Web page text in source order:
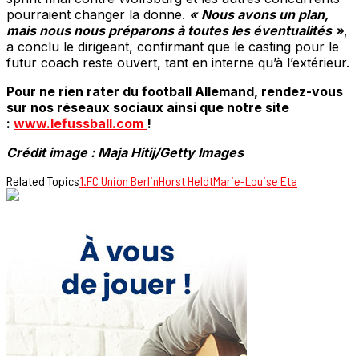
pourraient changer la donne. « Nous avons un plan,
mais nous nous préparons à toutes les éventualités »,
a conclu le dirigeant, confirmant que le casting pour le
futur coach reste ouvert, tant en interne qu’à l’extérieur.
Pour ne rien rater du football Allemand, rendez-vous
sur nos réseaux sociaux ainsi que notre site
: www.lefussball.com !
Crédit image : Maja Hitij/Getty Images
Related Topics1.FC Union BerlinHorst HeldtMarie-Louise Eta